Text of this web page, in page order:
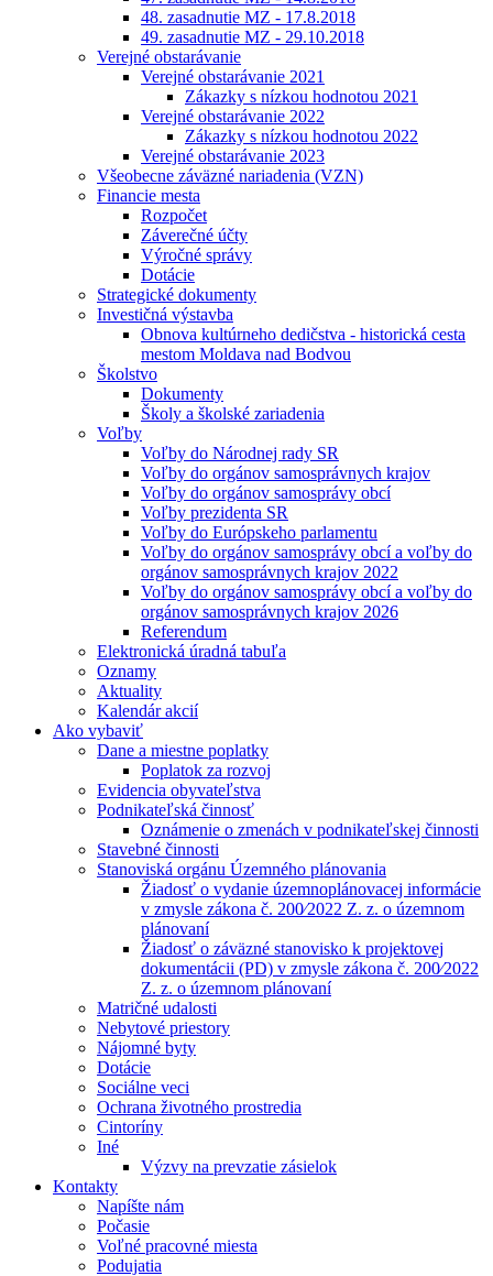
48. zasadnutie MZ - 17.8.2018
49. zasadnutie MZ - 29.10.2018
Verejné obstarávanie
Verejné obstarávanie 2021
Zákazky s nízkou hodnotou 2021
Verejné obstarávanie 2022
Zákazky s nízkou hodnotou 2022
Verejné obstarávanie 2023
Všeobecne záväzné nariadenia (VZN)
Financie mesta
Rozpočet
Záverečné účty
Výročné správy
Dotácie
Strategické dokumenty
Investičná výstavba
Obnova kultúrneho dedičstva - historická cesta
mestom Moldava nad Bodvou
Školstvo
Dokumenty
Školy a školské zariadenia
Voľby
Voľby do Národnej rady SR
Voľby do orgánov samosprávnych krajov
Voľby do orgánov samosprávy obcí
Voľby prezidenta SR
Voľby do Európskeho parlamentu
Voľby do orgánov samosprávy obcí a voľby do
orgánov samosprávnych krajov 2022
Voľby do orgánov samosprávy obcí a voľby do
orgánov samosprávnych krajov 2026
Referendum
Elektronická úradná tabuľa
Oznamy
Aktuality
Kalendár akcií
Ako vybaviť
Dane a miestne poplatky
Poplatok za rozvoj
Evidencia obyvateľstva
Podnikateľská činnosť
Oznámenie o zmenách v podnikateľskej činnosti
Stavebné činnosti
Stanoviská orgánu Územného plánovania
Žiadosť o vydanie územnoplánovacej informácie
v zmysle zákona č. 200⁄2022 Z. z. o územnom
plánovaní
Žiadosť o záväzné stanovisko k projektovej
dokumentácii (PD) v zmysle zákona č. 200⁄2022
Z. z. o územnom plánovaní
Matričné udalosti
Nebytové priestory
Nájomné byty
Dotácie
Sociálne veci
Ochrana životného prostredia
Cintoríny
Iné
Výzvy na prevzatie zásielok
Kontakty
Napíšte nám
Počasie
Voľné pracovné miesta
Podujatia